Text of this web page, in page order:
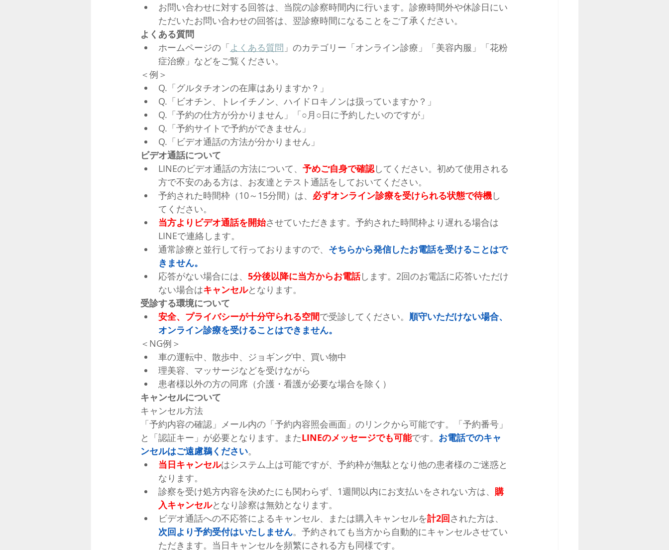
お問い合わせに対する回答は、当院の診察時間内に行います。診療時間外や休診日にい
ただいたお問い合わせの回答は、翌診療時間になることをご了承ください。
よくある質問
ホームページの「よくある質問 」のカテゴリー「オンライン診療」「美容内服」「花粉
症治療」などをご覧ください。
＜例＞
Q.「グルタチオンの在庫はありますか？」
Q.「ビオチン、トレイチノン、ハイドロキノンは扱っていますか？」
Q.「予約の仕方が分かりません」「○月○日に予約したいのですが」
Q.「予約サイトで予約ができません」
Q.「ビデオ通話の方法が分かりません」
ビデオ通話について
LINEのビデオ通話の方法について、 予めご自身で確認してください。初めて使用される
方で不安のある方は、お友達とテスト通話をしておいてください。
予約された時間枠（10～15分間）は、 必ずオンライン診療を受けられる状態で待機し
てください。
当方よりビデオ通話を開始させていただきます。予約された時間枠より遅れる場合は
LINEで連絡します。
通常診療と並行して行っておりますので、 そちらから発信したお電話を受けることはで
きません。
応答がない場合には、 5分後以降に当方からお電話します。2回のお電話に応答いただけ
ない場合はキャンセルとなります。
受診する環境について
安全、プライバシーが十分守られる空間で受診してください。 順守いただけない場合、
オンライン診療を受けることはできません。
＜NG例＞
車の運転中、散歩中、ジョギング中、買い物中
理美容、マッサージなどを受けながら
患者様以外の方の同席（介護・看護が必要な場合を除く）
キャンセルについて
キャンセル方法
「予約内容の確認」メール内の「予約内容照会画面」のリンクから可能です。「予約番号」
と「認証キー」が必要となります。またLINEのメッセージでも可能です。 お電話でのキャ
ンセルはご遠慮鵜ください。
当日キャンセルはシステム上は可能ですが、予約枠が無駄となり他の患者様のご迷惑と
なります。
診察を受け処方内容を決めたにも関わらず、1週間以内にお支払いをされない方は、 購
入キャンセルとなり診察は無効となります。
ビデオ通話への不応答によるキャンセル、または購入キャンセルを計2回された方は、
次回より予約受付はいたしません。予約されても当方から自動的にキャンセルさせてい
ただきます。当日キャンセルを頻繁にされる方も同様です。